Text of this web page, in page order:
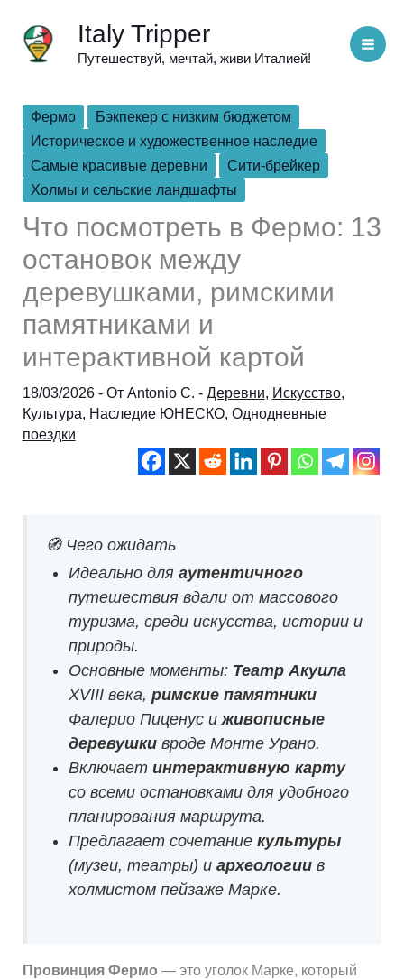
содержимому
Italy Tripper
Путешествуй, мечтай, живи Италией!
Фермо
Бэкпекер с низким бюджетом
Историческое и художественное наследие
Самые красивые деревни
Сити-брейкер
Холмы и сельские ландшафты
Что посмотреть в Фермо: 13
остановок между
деревушками, римскими
памятниками и
интерактивной картой
18/03/2026 - От Antonio C. - Деревни, Искусство,
Культура, Наследие ЮНЕСКО, Однодневные
поездки
🧭 Чего ожидать
Идеально дляаутентичного
путешествия вдали от массового
туризма, среди искусства, истории и
природы.
Основные моменты: Театр Акуила
XVIII века,римские памятники
Фалерио Пиценус иживописные
деревушки вроде Монте Урано.
Включаетинтерактивную карту
со всеми остановками для удобного
планирования маршрута.
Предлагает сочетаниекультуры
(музеи, театры) иархеологии в
холмистом пейзаже Марке.
Провинция Фермо — это уголок Марке, который